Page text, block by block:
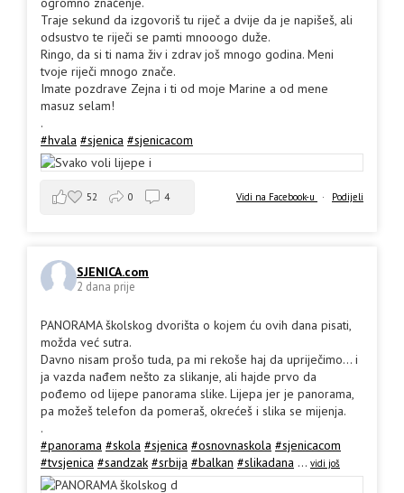
Traje sekund da izgovoriš tu riječ a dvije da je napišeš, ali
odsustvo te riječi se pamti mnooogo duže.
Ringo, da si ti nama živ i zdrav još mnogo godina. Meni
tvoje riječi mnogo znače.
Imate pozdrave Zejna i ti od moje Marine a od mene
masuz selam!
.
#hvala #sjenica #sjenicacom
Vidi na Facebook-u · Podijeli
52 0 4
SJENICA.com
2 dana prije
PANORAMA školskog dvorišta o kojem ću ovih dana pisati,
možda već sutra.
Davno nisam prošo tuda, pa mi rekoše haj da upriječimo... i
ja vazda nađem nešto za slikanje, ali hajde prvo da
pođemo od lijepe panorama slike. Lijepa jer je panorama,
pa možeš telefon da pomeraš, okrećeš i slika se mijenja.
.
#panorama #skola #sjenica #osnovnaskola #sjenicacom
#tvsjenica #sandzak #srbija #balkan #slikadana ... vidi još